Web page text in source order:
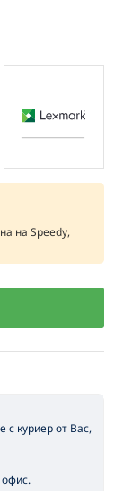
на Speedy,
с куриер от Вас,